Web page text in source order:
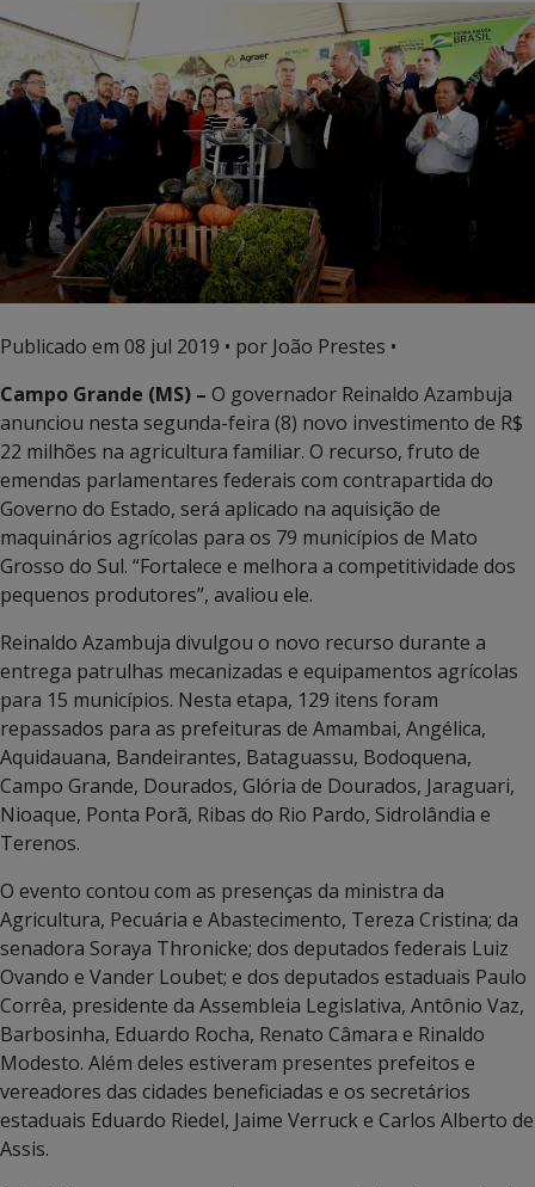
Publicado em 08 jul 2019 • por João Prestes •
Campo Grande (MS) – O governador Reinaldo Azambuja
anunciou nesta segunda-feira (8) novo investimento de R$
22 milhões na agricultura familiar. O recurso, fruto de
emendas parlamentares federais com contrapartida do
Governo do Estado, será aplicado na aquisição de
maquinários agrícolas para os 79 municípios de Mato
Grosso do Sul. “Fortalece e melhora a competitividade dos
pequenos produtores”, avaliou ele.
Reinaldo Azambuja divulgou o novo recurso durante a
entrega patrulhas mecanizadas e equipamentos agrícolas
para 15 municípios. Nesta etapa, 129 itens foram
repassados para as prefeituras de Amambai, Angélica,
Aquidauana, Bandeirantes, Bataguassu, Bodoquena,
Campo Grande, Dourados, Glória de Dourados, Jaraguari,
Nioaque, Ponta Porã, Ribas do Rio Pardo, Sidrolândia e
Terenos.
O evento contou com as presenças da ministra da
Agricultura, Pecuária e Abastecimento, Tereza Cristina; da
senadora Soraya Thronicke; dos deputados federais Luiz
Ovando e Vander Loubet; e dos deputados estaduais Paulo
Corrêa, presidente da Assembleia Legislativa, Antônio Vaz,
Barbosinha, Eduardo Rocha, Renato Câmara e Rinaldo
Modesto. Além deles estiveram presentes prefeitos e
vereadores das cidades beneficiadas e os secretários
estaduais Eduardo Riedel, Jaime Verruck e Carlos Alberto de
Assis.